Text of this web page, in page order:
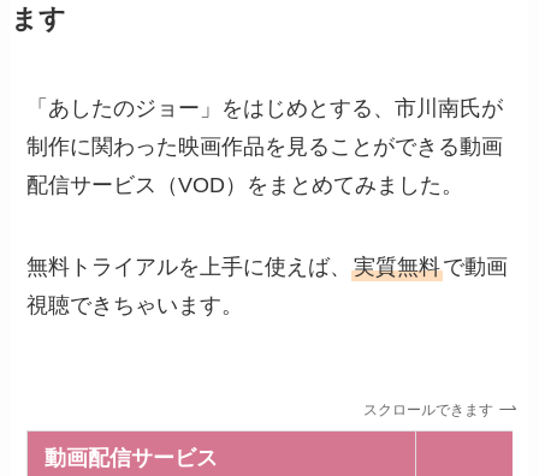
ます
「あしたのジョー」をはじめとする、市川南氏が
制作に関わった映画作品を見ることができる動画
配信サービス（VOD）をまとめてみました。
無料トライアルを上手に使えば、実質無料で動画
視聴できちゃいます。
スクロールできます
動画配信サービス